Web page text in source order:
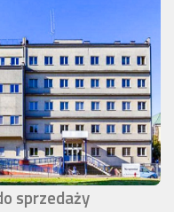
sprzedaży